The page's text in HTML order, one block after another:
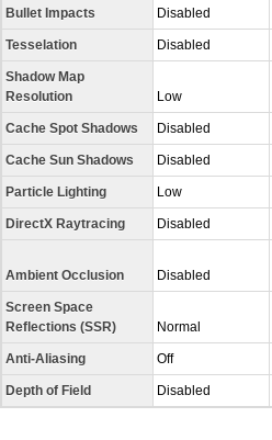
Bullet Impacts Disabled
Tesselation Disabled
Shadow Map
Resolution
Low
Cache Spot Shadows Disabled
Cache Sun Shadows Disabled
Particle Lighting Low
DirectX Raytracing Disabled
Ambient Occlusion Disabled
Screen Space
Reflections (SSR)
Normal
Anti-Aliasing Off
Depth of Field Disabled